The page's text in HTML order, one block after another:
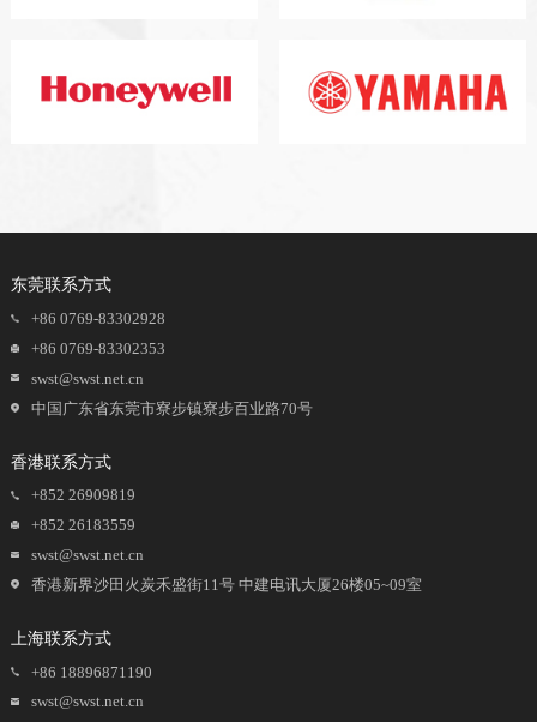
东莞联系方式
+86 0769-83302928
+86 0769-83302353
swst@swst.net.cn
中国广东省东莞市寮步镇寮步百业路70号
香港联系方式
+852 26909819
+852 26183559
swst@swst.net.cn
香港新界沙田火炭禾盛街11号 中建电讯大厦26楼05~09室
上海联系方式
+86 18896871190
swst@swst.net.cn